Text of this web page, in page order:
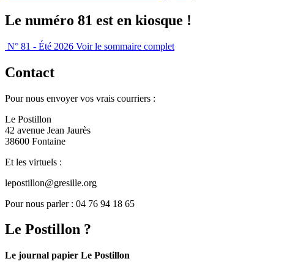
Le numéro 81 est en kiosque !
N° 81 - Été 2026 Voir le sommaire complet
Contact
Pour nous envoyer vos vrais courriers :
Le Postillon
42 avenue Jean Jaurès
38600 Fontaine
Et les virtuels :
lepostillon@gresille.org
Pour nous parler : 04 76 94 18 65
Le Postillon ?
Le journal papier Le Postillon